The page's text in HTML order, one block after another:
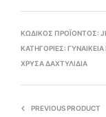
ΚΩΔΙΚΌΣ ΠΡΟΪΌΝΤΟΣ:
ΚΑΤΗΓΟΡΊΕΣ:
ΧΡΥΣΆ ΔΑΧΤΥΛΊΔΙΑ
PREVIOUS PRODUCT